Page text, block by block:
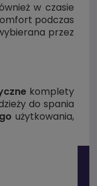
w czasie
podczas
przez
komplety
do spania
użytkowania,